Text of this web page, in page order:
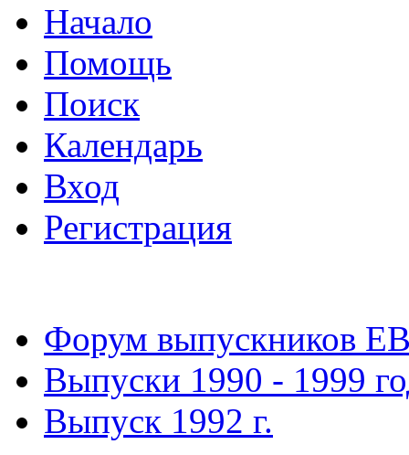
Начало
Помощь
Поиск
Календарь
Вход
Регистрация
Форум выпускников
Выпуски 1990 - 1999
Выпуск 1992 г.